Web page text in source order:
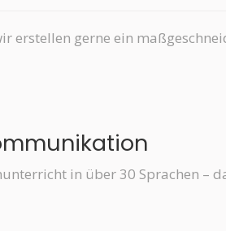
erstellen gerne ein
in über 30 Sprachen –